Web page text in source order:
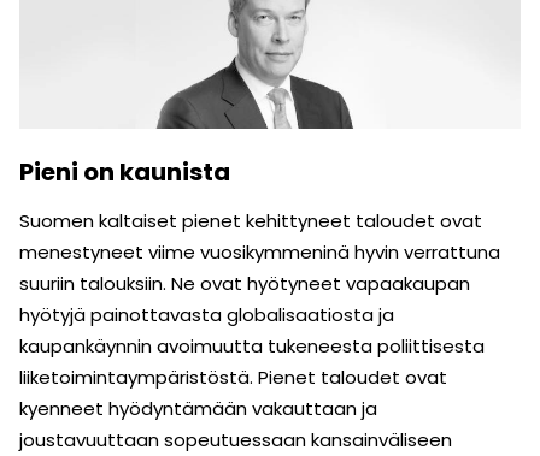
Pieni on kaunista
Suomen kaltaiset pienet kehittyneet taloudet ovat
menestyneet viime vuosikymmeninä hyvin verrattuna
suuriin talouksiin. Ne ovat hyötyneet vapaakaupan
hyötyjä painottavasta globalisaatiosta ja
kaupankäynnin avoimuutta tukeneesta poliittisesta
liiketoimintaympäristöstä. Pienet taloudet ovat
kyenneet hyödyntämään vakauttaan ja
joustavuuttaan sopeutuessaan kansainväliseen